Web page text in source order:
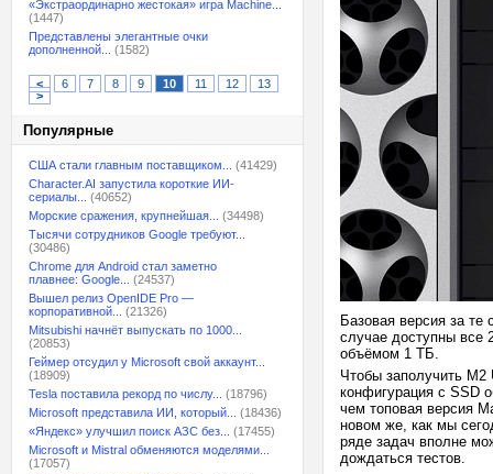
«Экстраординарно жестокая» игра Machine...
(1447)
Представлены элегантные очки
дополненной...
(1582)
< 6 7 8 9 10 11 12
13
>
Популярные
США стали главным поставщиком...
(41429)
Character.AI запустила короткие ИИ-
сериалы...
(40652)
Морские сражения, крупнейшая...
(34498)
Тысячи сотрудников Google требуют...
(30486)
Chrome для Android стал заметно
плавнее: Google...
(24537)
Вышел релиз OpenIDE Pro —
корпоративной...
(21326)
Mitsubishi начнёт выпускать по 1000...
(20853)
Геймер отсудил у Microsoft свой аккаунт...
(18909)
Tesla поставила рекорд по числу...
(18796)
Microsoft представила ИИ, который...
(18436)
«Яндекс» улучшил поиск АЗС без...
(17455)
Microsoft и Mistral обменяются моделями...
(17057)
Базовая версия за
случае доступны все
объёмом 1 ТБ.
Чтобы заполучить
конфигурация с SSD
чем топовая версия
новом же, как мы
ряде задач вполне
дождаться тестов.